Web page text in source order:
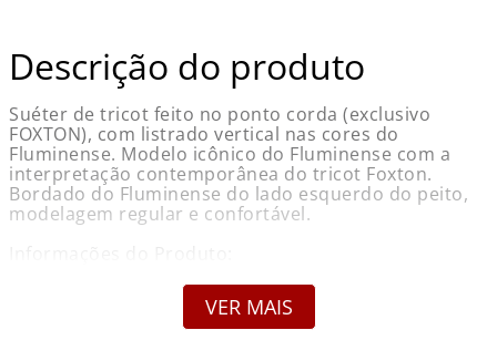
Descrição do produto
Suéter de tricot feito no ponto corda (exclusivo
FOXTON), com listrado vertical nas cores do
Fluminense. Modelo icônico do Fluminense com a
interpretação contemporânea do tricot Foxton.
Bordado do Fluminense do lado esquerdo do peito,
modelagem regular e confortável.
VER MAIS